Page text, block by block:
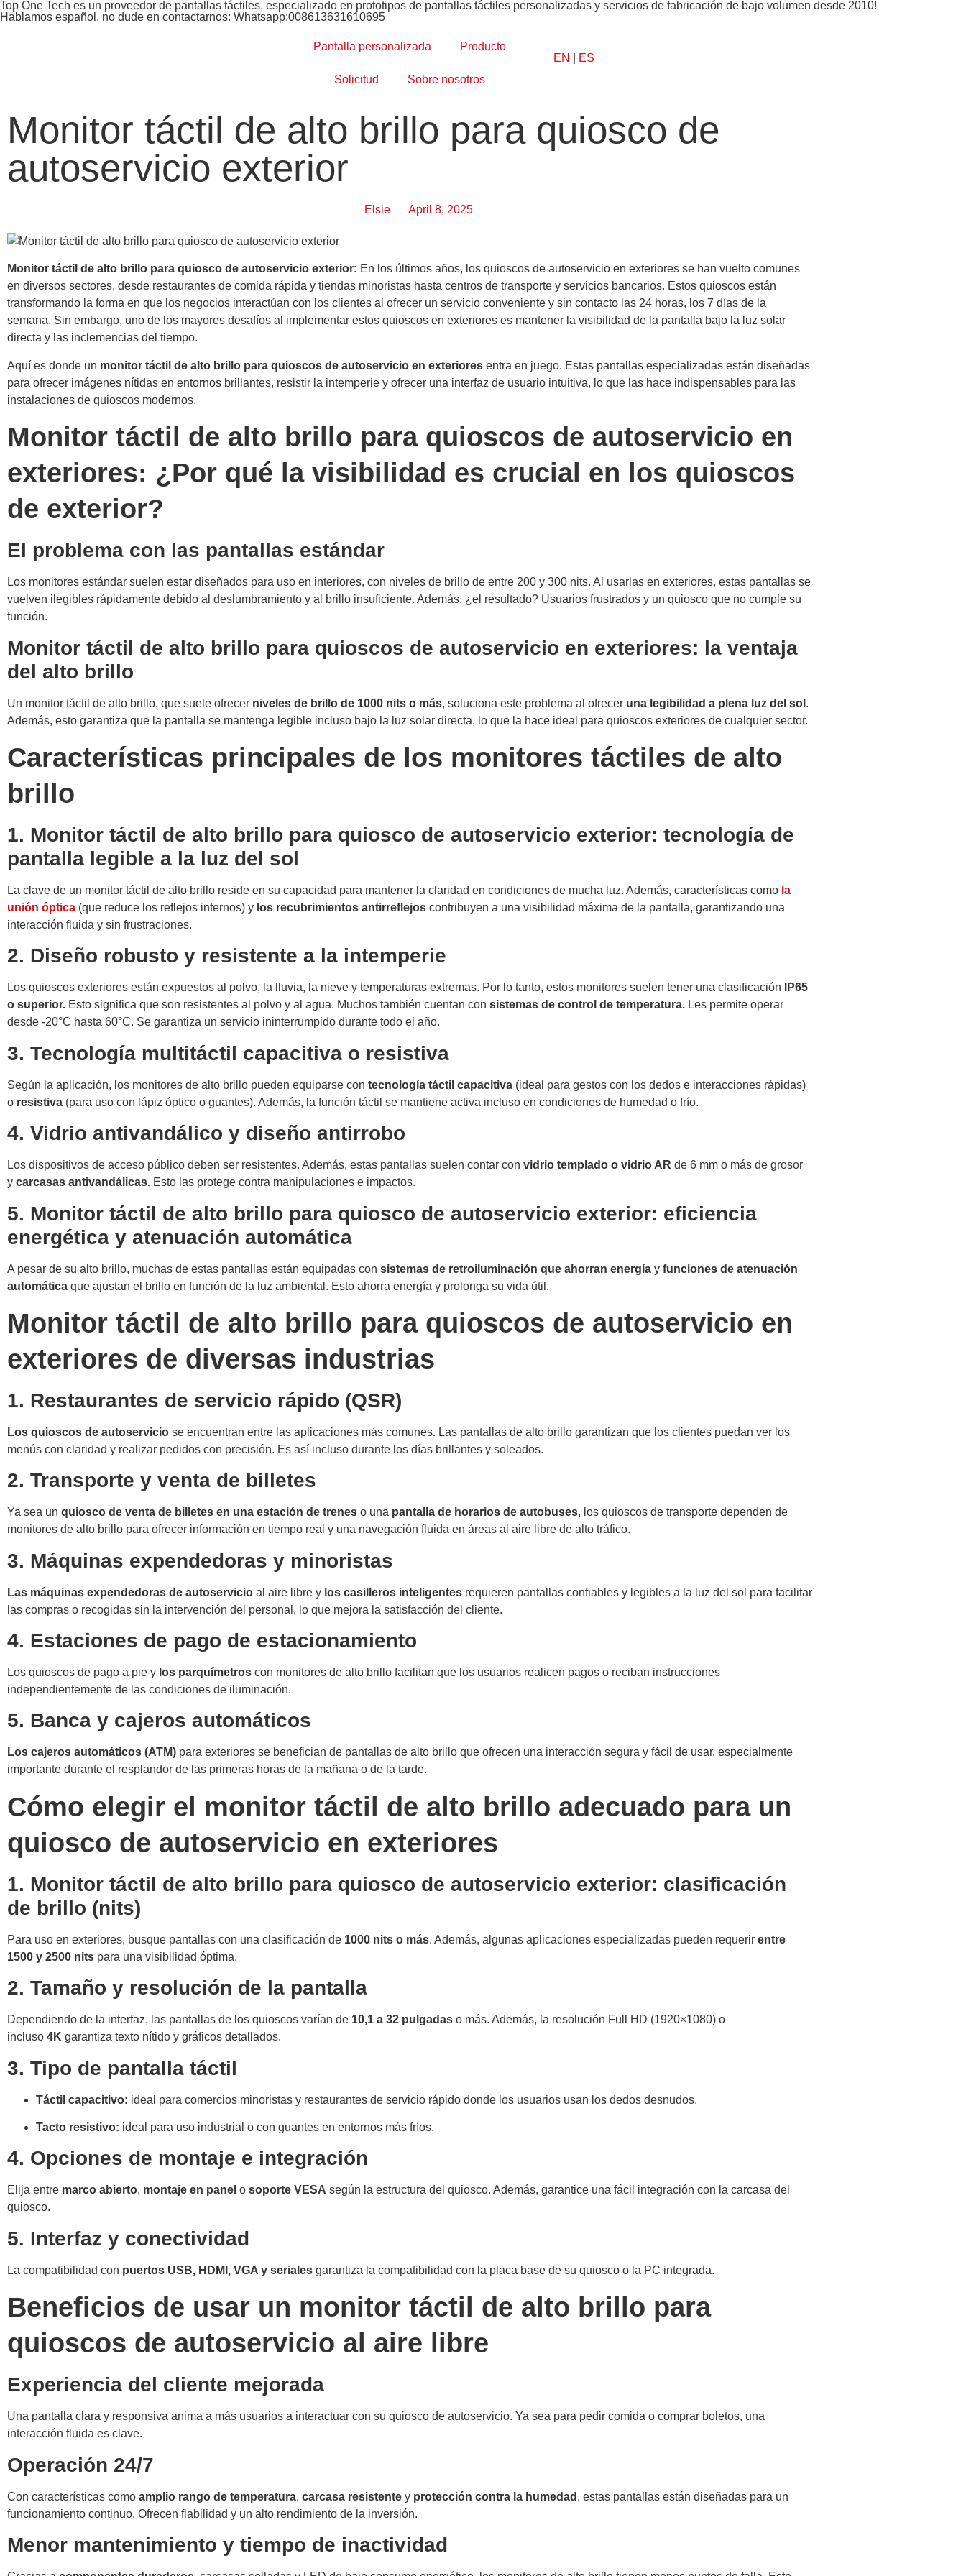
Top One Tech es un proveedor de pantallas táctiles, especializado en prototipos de pantallas táctiles personalizadas y servicios de fabricación de bajo volumen desde 2010!
Hablamos español, no dude en contactarnos: Whatsapp:008613631610695
Pantalla personalizada Producto
Solicitud Sobre nosotros
EN ES
Monitor táctil de alto brillo para quiosco de
autoservicio exterior
Elsie April 8, 2025
Monitor táctil de alto brillo para quiosco de autoservicio exterior: En los últimos años, los quioscos de autoservicio en exteriores se han vuelto comunes
en diversos sectores, desde restaurantes de comida rápida y tiendas minoristas hasta centros de transporte y servicios bancarios. Estos quioscos están
transformando la forma en que los negocios interactúan con los clientes al ofrecer un servicio conveniente y sin contacto las 24 horas, los 7 días de la
semana. Sin embargo, uno de los mayores desafíos al implementar estos quioscos en exteriores es mantener la visibilidad de la pantalla bajo la luz solar
directa y las inclemencias del tiempo.
Aquí es donde un monitor táctil de alto brillo para quioscos de autoservicio en exteriores entra en juego. Estas pantallas especializadas están diseñadas
para ofrecer imágenes nítidas en entornos brillantes, resistir la intemperie y ofrecer una interfaz de usuario intuitiva, lo que las hace indispensables para las
instalaciones de quioscos modernos.
Monitor táctil de alto brillo para quioscos de autoservicio en
exteriores: ¿Por qué la visibilidad es crucial en los quioscos
de exterior?
El problema con las pantallas estándar
Los monitores estándar suelen estar diseñados para uso en interiores, con niveles de brillo de entre 200 y 300 nits. Al usarlas en exteriores, estas pantallas se
vuelven ilegibles rápidamente debido al deslumbramiento y al brillo insuficiente. Además, ¿el resultado? Usuarios frustrados y un quiosco que no cumple su
función.
Monitor táctil de alto brillo para quioscos de autoservicio en exteriores: la ventaja
del alto brillo
Un monitor táctil de alto brillo, que suele ofrecer niveles de brillo de 1000 nits o más, soluciona este problema al ofrecer una legibilidad a plena luz del sol .
Además, esto garantiza que la pantalla se mantenga legible incluso bajo la luz solar directa, lo que la hace ideal para quioscos exteriores de cualquier sector.
Características principales de los monitores táctiles de alto
brillo
1. Monitor táctil de alto brillo para quiosco de autoservicio exterior: tecnología de
pantalla legible a la luz del sol
La clave de un monitor táctil de alto brillo reside en su capacidad para mantener la claridad en condiciones de mucha luz. Además, características como la
unión óptica (que reduce los reflejos internos) y los recubrimientos antirreflejos contribuyen a una visibilidad máxima de la pantalla, garantizando una
interacción fluida y sin frustraciones.
2. Diseño robusto y resistente a la intemperie
Los quioscos exteriores están expuestos al polvo, la lluvia, la nieve y temperaturas extremas. Por lo tanto, estos monitores suelen tener una clasificación
IP65
o superior. Esto significa que son resistentes al polvo y al agua. Muchos también cuentan con sistemas de control de temperatura. Les permite operar
desde -20°C hasta 60°C. Se garantiza un servicio ininterrumpido durante todo el año.
3. Tecnología multitáctil capacitiva o resistiva
Según la aplicación, los monitores de alto brillo pueden equiparse con tecnología táctil capacitiva (ideal para gestos con los dedos e interacciones rápidas)
o resistiva (para uso con lápiz óptico o guantes). Además, la función táctil se mantiene activa incluso en condiciones de humedad o frío.
4. Vidrio antivandálico y diseño antirrobo
Los dispositivos de acceso público deben ser resistentes. Además, estas pantallas suelen contar con vidrio templado o vidrio AR de 6 mm o más de grosor
y carcasas antivandálicas. Esto las protege contra manipulaciones e impactos.
5. Monitor táctil de alto brillo para quiosco de autoservicio exterior: eficiencia
energética y atenuación automática
A pesar de su alto brillo, muchas de estas pantallas están equipadas con sistemas de retroiluminación que ahorran energía y funciones de atenuación
automática que ajustan el brillo en función de la luz ambiental. Esto ahorra energía y prolonga su vida útil.
Monitor táctil de alto brillo para quioscos de autoservicio en
exteriores de diversas industrias
1. Restaurantes de servicio rápido (QSR)
Los quioscos de autoservicio se encuentran entre las aplicaciones más comunes. Las pantallas de alto brillo garantizan que los clientes puedan ver los
menús con claridad y realizar pedidos con precisión. Es así incluso durante los días brillantes y soleados.
2. Transporte y venta de billetes
Ya sea un quiosco de venta de billetes en una estación de trenes o una pantalla de horarios de autobuses, los quioscos de transporte dependen de
monitores de alto brillo para ofrecer información en tiempo real y una navegación fluida en áreas al aire libre de alto tráfico.
3. Máquinas expendedoras y minoristas
Las máquinas expendedoras de autoservicio al aire libre y los casilleros inteligentes requieren pantallas confiables y legibles a la luz del sol para facilitar
las compras o recogidas sin la intervención del personal, lo que mejora la satisfacción del cliente.
4. Estaciones de pago de estacionamiento
Los quioscos de pago a pie y los parquímetros con monitores de alto brillo facilitan que los usuarios realicen pagos o reciban instrucciones
independientemente de las condiciones de iluminación.
5. Banca y cajeros automáticos
Los cajeros automáticos (ATM) para exteriores se benefician de pantallas de alto brillo que ofrecen una interacción segura y fácil de usar, especialmente
importante durante el resplandor de las primeras horas de la mañana o de la tarde.
Cómo elegir el monitor táctil de alto brillo adecuado para un
quiosco de autoservicio en exteriores
1. Monitor táctil de alto brillo para quiosco de autoservicio exterior: clasificación
de brillo (nits)
Para uso en exteriores, busque pantallas con una clasificación de 1000 nits o más. Además, algunas aplicaciones especializadas pueden requerir entre
1500 y 2500 nits para una visibilidad óptima.
2. Tamaño y resolución de la pantalla
Dependiendo de la interfaz, las pantallas de los quioscos varían de 10,1 a 32 pulgadas o más. Además, la resolución Full HD (1920×1080) o
incluso 4K garantiza texto nítido y gráficos detallados.
3. Tipo de pantalla táctil
Táctil capacitivo: ideal para comercios minoristas y restaurantes de servicio rápido donde los usuarios usan los dedos desnudos.
Tacto resistivo: ideal para uso industrial o con guantes en entornos más fríos.
4. Opciones de montaje e integración
Elija entre marco abierto, montaje en panel o soporte VESA según la estructura del quiosco. Además, garantice una fácil integración con la carcasa del
quiosco.
5. Interfaz y conectividad
La compatibilidad con puertos USB, HDMI, VGA y seriales garantiza la compatibilidad con la placa base de su quiosco o la PC integrada.
Beneficios de usar un monitor táctil de alto brillo para
quioscos de autoservicio al aire libre
Experiencia del cliente mejorada
Una pantalla clara y responsiva anima a más usuarios a interactuar con su quiosco de autoservicio. Ya sea para pedir comida o comprar boletos, una
interacción fluida es clave.
Operación 24/7
Con características como amplio rango de temperatura, carcasa resistente y protección contra la humedad , estas pantallas están diseñadas para un
funcionamiento continuo. Ofrecen fiabilidad y un alto rendimiento de la inversión.
Menor mantenimiento y tiempo de inactividad